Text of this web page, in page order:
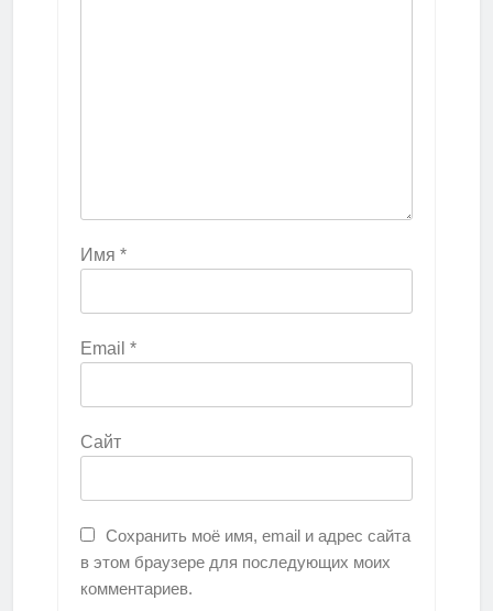
Имя *
Email *
Сайт
Сохранить моё имя, email и адрес сайта
в этом браузере для последующих моих
комментариев.